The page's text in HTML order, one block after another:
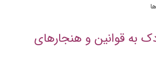
به قوانین و هنجارهای